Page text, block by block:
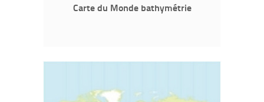
Carte du Monde bathymétrie